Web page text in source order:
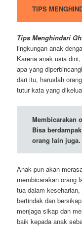
TIPS
Tips Menghindari
lingkungan anak
Karena anak usia
apa yang
dari itu, haruslah
tutur kata yang
Membicarakan
Bisa
orang lain juga.
Anak pun akan
membicarakan orang
tua dalam
bertindak dan
menjaga sikap dan
baik kepada anak